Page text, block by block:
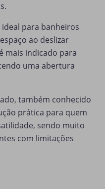
para banheiros
ao deslizar
mais indicado para
uma abertura
também conhecido
prática para quem
sendo muito
com limitações